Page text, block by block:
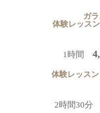
ガ
体験レッス
1時間
体験レッス
2時間30分